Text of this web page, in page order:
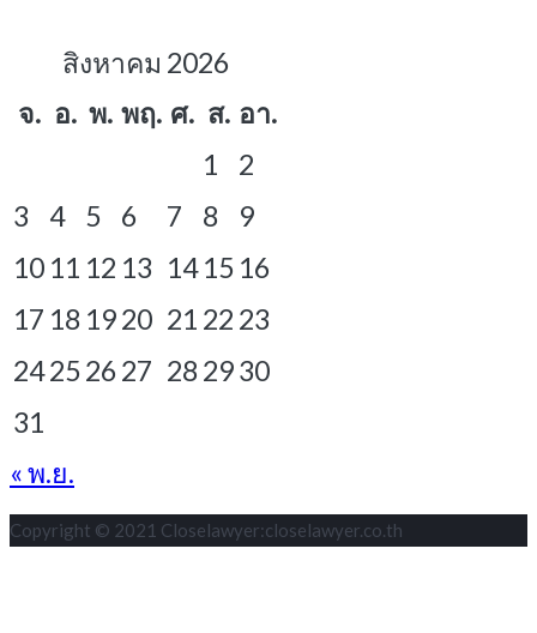
สิงหาคม 2026
จ. อ. พ. พฤ. ศ. ส. อา.
1
2
3
4 5 6 7 8
9
10 11 12 13 14 15 16
17 18 1920 21 22 23
2425 26 27 28 2930
31
« พ.ย.
Copyright © 2021 Closelawyer:closelawyer.co.th